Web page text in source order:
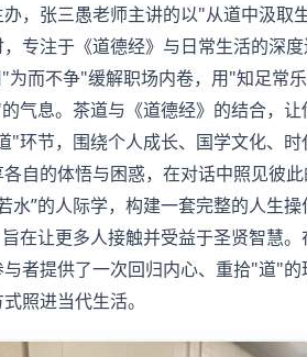
，张三愚老师主讲的以"从道中汲取
专注于《道德经》与日常生活的深
而不争"缓解职场内卷，用"知足常乐
气息。茶道与《道德经》的结合，
环节，围绕个人成长、国学文化、
自的体悟与困惑，在对话中照见彼
水”的人际学，构建一套完整的人生
在让更多人接触并受益于圣贤智慧
者提供了一次回归内心、重拾"道"
照进当代生活。